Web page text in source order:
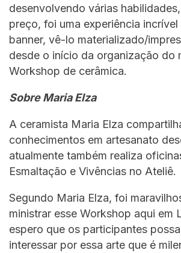
desenvolvendo várias
preço, foi uma experiência incrível
banner, vê-lo materializado/
desde o início da organização do
Workshop de cerâmica.
Sobre Maria Elza
A ceramista Maria Elza
conhecimentos em artesanato
atualmente também realiza
Esmaltação e Vivências no Ateliê.
Segundo Maria Elza, foi
ministrar esse Workshop aqui em
espero que os participantes
interessar por essa arte que é